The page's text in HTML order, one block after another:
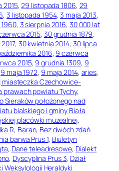
2015, 29 listopada 1806, 29
, 3 listopada 1954, 3 maja 2013
, 3 sierpnia 2016, 30 000 lat
2015, 30 grudnia 1879
, 30 kwietnia 2014, 30 lipca
2016, 9 czerwca
2015, 9 grudnia 1309, 9
9 maja 1972, 9 maja 2014, aries
Czechowice-
prawach powiatu Tychy
położonego nad
bialskiego i gminy Biała
placówki muzealnej
R, Baran, Bez dwóch zdań
barwa Prus 1, Biuletyn
, Dane teleadresowe, Dialekt
, Dyscyplina Prus 3, Dział
Weksylologii Heraldyki